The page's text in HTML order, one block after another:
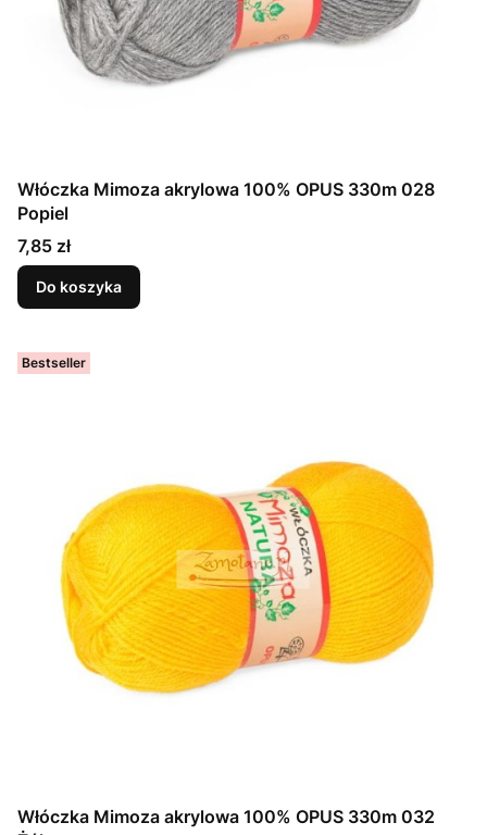
Włóczka Mimoza akrylowa 100% OPUS 330m 028
Popiel
Cena
7,85 zł
Do koszyka
Bestseller
Włóczka Mimoza akrylowa 100% OPUS 330m 032